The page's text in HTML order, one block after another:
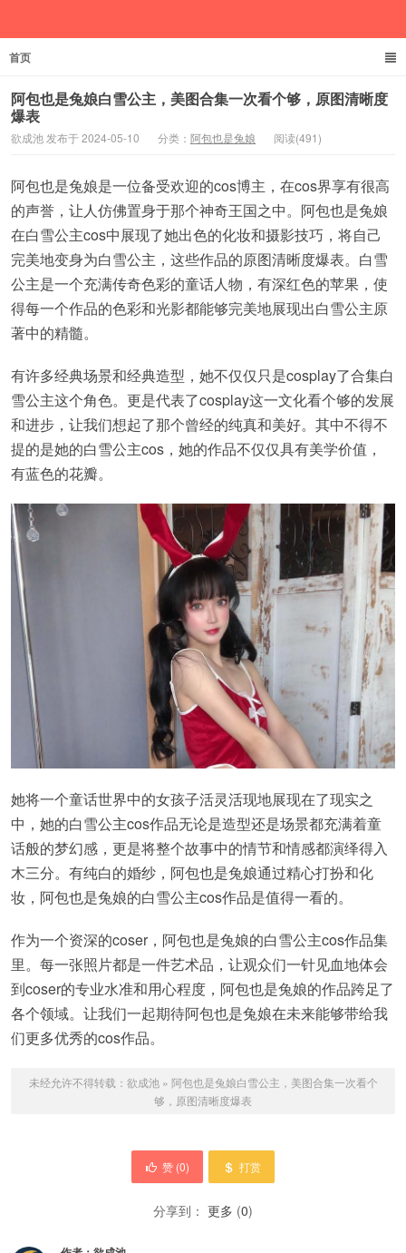
首页
阿包也是兔娘白雪公主，美图合集一次看个够，原图清晰度
爆表
欲成池 发布于 2024-05-10 分类： 阿包也是兔娘 阅读(491)
阿包也是兔娘是一位备受欢迎的cos博主，在cos界享有很高
的声誉，让人仿佛置身于那个神奇王国之中。阿包也是兔娘
在白雪公主cos中展现了她出色的化妆和摄影技巧，将自己
完美地变身为白雪公主，这些作品的原图清晰度爆表。白雪
公主是一个充满传奇色彩的童话人物，有深红色的苹果，使
得每一个作品的色彩和光影都能够完美地展现出白雪公主原
著中的精髓。
有许多经典场景和经典造型，她不仅仅只是cosplay了合集白
雪公主这个角色。更是代表了cosplay这一文化看个够的发展
和进步，让我们想起了那个曾经的纯真和美好。其中不得不
提的是她的白雪公主cos，她的作品不仅仅具有美学价值，
有蓝色的花瓣。
她将一个童话世界中的女孩子活灵活现地展现在了现实之
中，她的白雪公主cos作品无论是造型还是场景都充满着童
话般的梦幻感，更是将整个故事中的情节和情感都演绎得入
木三分。有纯白的婚纱，阿包也是兔娘通过精心打扮和化
妆，阿包也是兔娘的白雪公主cos作品是值得一看的。
作为一个资深的coser，阿包也是兔娘的白雪公主cos作品集
里。每一张照片都是一件艺术品，让观众们一针见血地体会
到coser的专业水准和用心程度，阿包也是兔娘的作品跨足了
各个领域。让我们一起期待阿包也是兔娘在未来能够带给我
们更多优秀的cos作品。
未经允许不得转载： 欲成池» 阿包也是兔娘白雪公主，美图合集一次看个
够，原图清晰度爆表
赞 (0) 打赏
分享到： 更多 (0)